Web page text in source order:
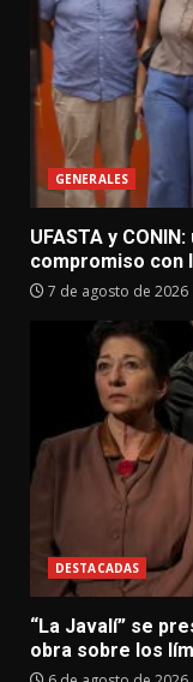
GENERALES
UFASTA y
compromiso con
7 de agosto de 2026
DESTACADAS
“La Javalí” se
obra sobre los